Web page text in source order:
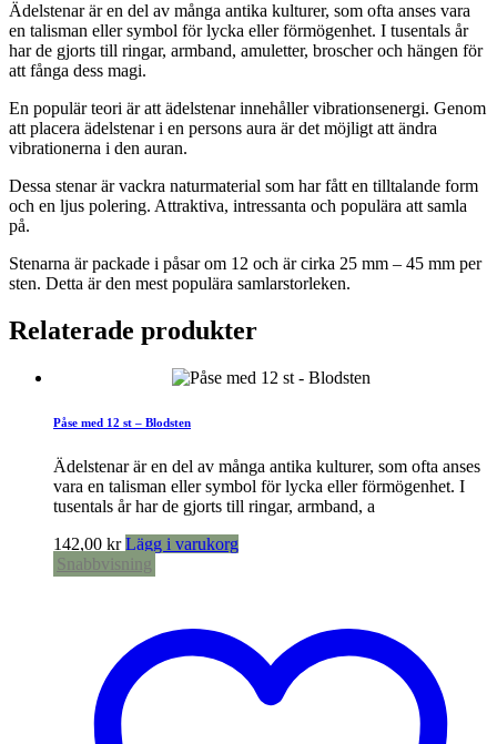
Ädelstenar är en del av många antika kulturer, som ofta anses vara
en talisman eller symbol för lycka eller förmögenhet. I tusentals år
har de gjorts till ringar, armband, amuletter, broscher och hängen för
att fånga dess magi.
En populär teori är att ädelstenar innehåller vibrationsenergi. Genom
att placera ädelstenar i en persons aura är det möjligt att ändra
vibrationerna i den auran.
Dessa stenar är vackra naturmaterial som har fått en tilltalande form
och en ljus polering. Attraktiva, intressanta och populära att samla
på.
Stenarna är packade i påsar om 12 och är cirka 25 mm – 45 mm per
sten. Detta är den mest populära samlarstorleken.
Relaterade produkter
Påse med 12 st – Blodsten
Ädelstenar är en del av många antika kulturer, som ofta anses
vara en talisman eller symbol för lycka eller förmögenhet. I
tusentals år har de gjorts till ringar, armband, a
142,00 kr Lägg i varukorg
Snabbvisning